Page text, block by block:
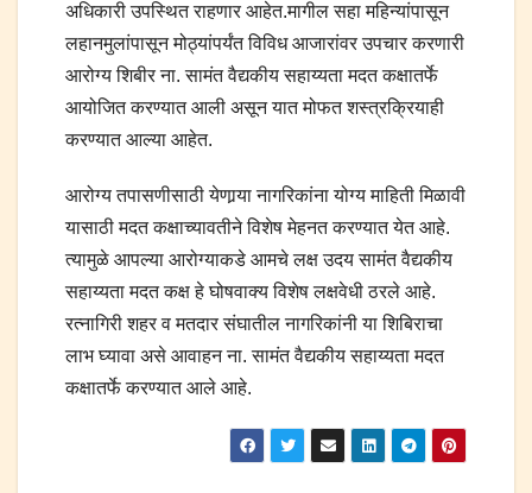
अधिकारी उपस्थित राहणार आहेत.मागील सहा महिन्यांपासून
लहानमुलांपासून मोठ्यांपर्यंत विविध आजारांवर उपचार करणारी
आरोग्य शिबीर ना. सामंत वैद्यकीय सहाय्यता मदत कक्षातर्फे
आयोजित करण्यात आली असून यात मोफत शस्त्रक्रियाही
करण्यात आल्या आहेत.
आरोग्य तपासणीसाठी येणार्‍या नागरिकांना योग्य माहिती मिळावी
यासाठी मदत कक्षाच्यावतीने विशेष मेहनत करण्यात येत आहे.
त्यामुळे आपल्या आरोग्याकडे आमचे लक्ष उदय सामंत वैद्यकीय
सहाय्यता मदत कक्ष हे घोषवाक्य विशेष लक्षवेधी ठरले आहे.
रत्नागिरी शहर व मतदार संघातील नागरिकांनी या शिबिराचा
लाभ घ्यावा असे आवाहन ना. सामंत वैद्यकीय सहाय्यता मदत
कक्षातर्फे करण्यात आले आहे.